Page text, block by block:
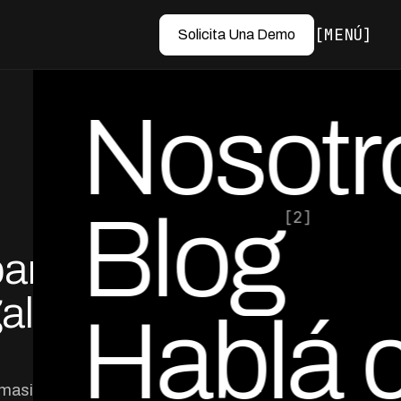
Solicita Una Demo MENÚ
Blog[2]
Hablá
y
en
por Ed Escobar
Co-Founder & CEO